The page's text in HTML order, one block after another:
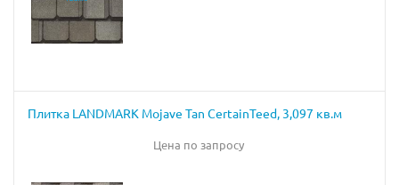
Плитка LANDMARK Mojave Tan CertainTeed, 3,097 кв.м
Цена по запросу